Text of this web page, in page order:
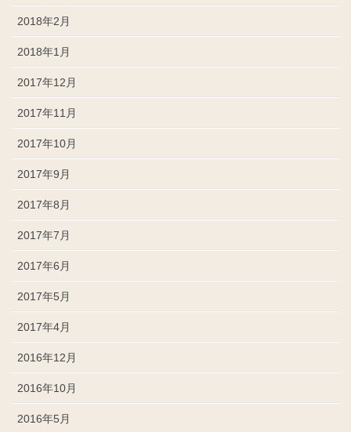
2018年2月
2018年1月
2017年12月
2017年11月
2017年10月
2017年9月
2017年8月
2017年7月
2017年6月
2017年5月
2017年4月
2016年12月
2016年10月
2016年5月